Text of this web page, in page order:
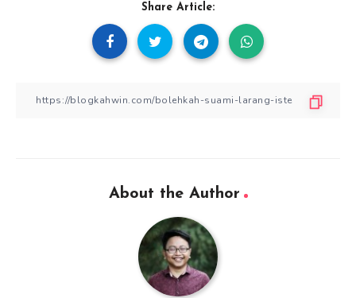
Share Article:
About the Author